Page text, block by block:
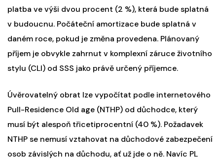
platba ve výši dvou procent (2 %), která bude splatná
v budoucnu. Počáteční amortizace bude splatná v
daném roce, pokud je změna provedena. Plánovaný
příjem je obvykle zahrnut v komplexní záruce životního
stylu (CLI) od SSS jako právě určený příjemce.
Úvěrovatelný obrat lze vypočítat podle internetového
Pull-Residence Old age (NTHP) od důchodce, který
musí být alespoň třicetiprocentní (40 %). Požadavek
NTHP se nemusí vztahovat na důchodové zabezpečení
osob závislých na důchodu, ať už jde o ně. Navíc PL